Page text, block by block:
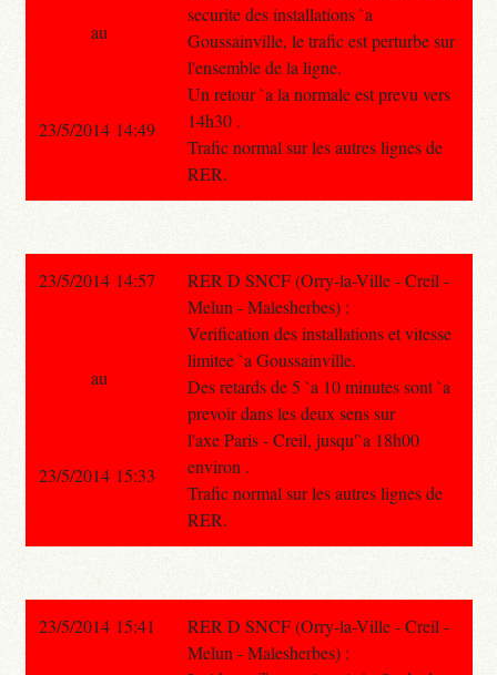
securite des installations `a
Goussainville, le trafic est perturbe sur
l'ensemble de la ligne.
Un retour `a la normale est prevu vers
14h30 .
Trafic normal sur les autres lignes de
RER.
au
23/5/2014 14:49
23/5/2014 14:57
RER D SNCF (Orry-la-Ville - Creil -
Melun - Malesherbes) :
Verification des installations et vitesse
limitee `a Goussainville.
Des retards de 5 `a 10 minutes sont `a
prevoir dans les deux sens sur
l'axe Paris - Creil, jusqu'`a 18h00
environ .
Trafic normal sur les autres lignes de
RER.
au
23/5/2014 15:33
23/5/2014 15:41
RER D SNCF (Orry-la-Ville - Creil -
Melun - Malesherbes) :